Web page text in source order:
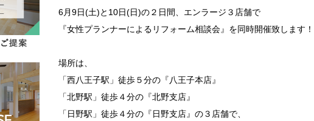
6月9日(土)と10日(日)の２日間、エンラージ３店舗で
『女性プランナーによるリフォーム相談会』を同時開催致します！
場所は、
「西八王子駅」徒歩５分の『八王子本店』
「北野駅」徒歩４分の『北野支店』
「日野駅」徒歩４分の『日野支店』の３店舗で、